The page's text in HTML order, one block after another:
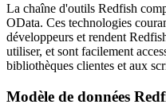
La chaîne d'outils Redfish
OData. Ces technologies
développeurs et rendent
utiliser, et sont facilement
bibliothèques clientes et aux
Modèle de données